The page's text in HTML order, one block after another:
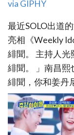
via GIPHY
最近SOLO出道
亮相《Weekly
緋聞。 主持人
緋聞。 」南昌
緋聞，你和姜丹